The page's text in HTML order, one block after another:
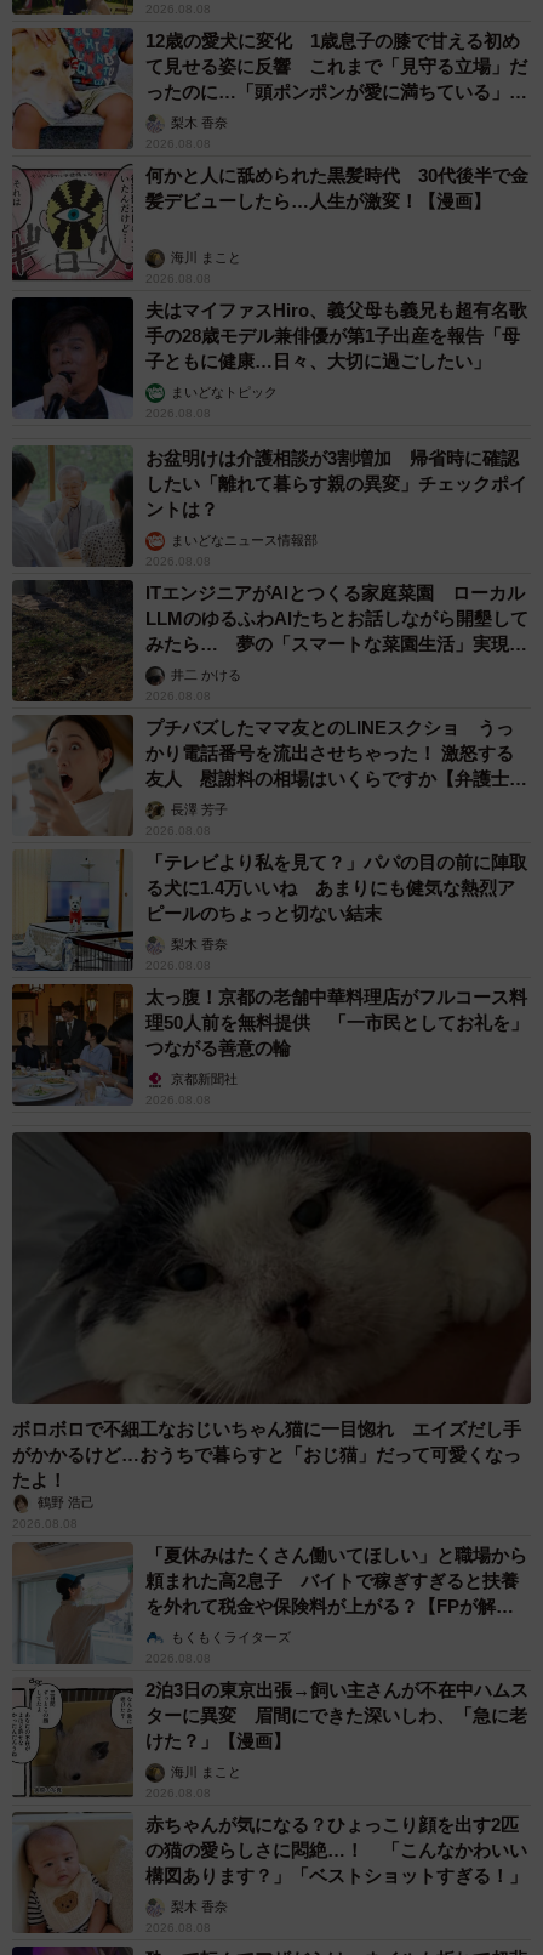
を持ったままになっている現状があることがうかがえまし
た。
◇ ◇
【出典】
▽スプリックス教育財団調べ
2026.08.08
12歳の愛犬に変化 1歳息子の膝で甘える初め
て見せる姿に反響 これまで「見守る立場」だ
ったのに…「頭ポンポンが愛に満ちている」
「尊…」
梨木 香奈
2026.08.08
何かと人に舐められた黒髪時代 30代後半で金
髪デビューしたら…人生が激変！【漫画】
海川 まこと
2026.08.08
夫はマイファスHiro、義父母も義兄も超有名歌
手の28歳モデル兼俳優が第1子出産を報告「母
子ともに健康…日々、大切に過ごしたい」
まいどなトピック
2026.08.08
お盆明けは介護相談が3割増加 帰省時に確認
したい「離れて暮らす親の異変」チェックポイ
ントは？
まいどなニュース情報部
2026.08.08
ITエンジニアがAIとつくる家庭菜園 ローカル
LLMのゆるふわAIたちとお話しながら開墾して
みたら… 夢の「スマートな菜園生活」実現な
るか井二 かける
2026.08.08
プチバズしたママ友とのLINEスクショ うっ
かり電話番号を流出させちゃった！ 激怒する
友人 慰謝料の相場はいくらですか【弁護士が
解説】長澤 芳子
2026.08.08
「テレビより私を見て？」パパの目の前に陣取
る犬に1.4万いいね あまりにも健気な熱烈ア
ピールのちょっと切ない結末
梨木 香奈
2026.08.08
太っ腹！京都の老舗中華料理店がフルコース料
理50人前を無料提供 「一市民としてお礼を」
つながる善意の輪
京都新聞社
2026.08.08
ボロボロで不細工なおじいちゃん猫に一目惚れ エイズだし手
がかかるけど…おうちで暮らすと「おじ猫」だって可愛くなっ
たよ！
鶴野 浩己
2026.08.08
「夏休みはたくさん働いてほしい」と職場から
頼まれた高2息子 バイトで稼ぎすぎると扶養
を外れて税金や保険料が上がる？【FPが解
説】もくもくライターズ
2026.08.08
2泊3日の東京出張→飼い主さんが不在中ハムス
ターに異変 眉間にできた深いしわ、「急に老
けた？」【漫画】
海川 まこと
2026.08.08
赤ちゃんが気になる？ひょっこり顔を出す2匹
の猫の愛らしさに悶絶…！ 「こんなかわいい
構図あります？」「ベストショットすぎる！」
梨木 香奈
2026.08.08